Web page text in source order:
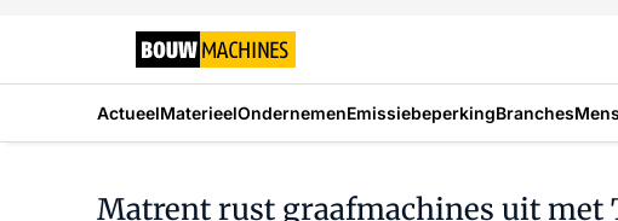
ActueelMaterieelOndernemenEmissiebeperkingBranches
Matrent rust graafmachines uit met